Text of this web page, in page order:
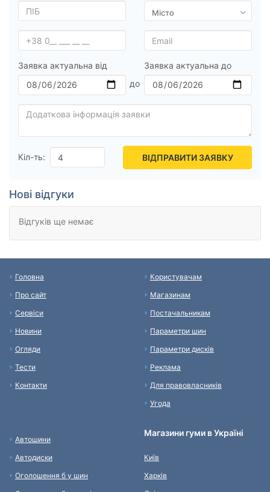
Заявка актуальна від Заявка актуальна до
Кіл-ть: ВІДПРАВИТИ ЗАЯВКУ
Нові відгуки
Відгуків ще немає
Усі бренди
Тип диска
Скинути Підібрати
Головна
Про сайт
Сервіси
Новини
Огляди
Тести
Контакти
Користувачам
Магазинам
Постачальникам
Параметри шин
Параметри дисків
Реклама
Для правовласників
Угода
Автошини
Автодиски
Оголошення б у шин
Магазини гуми в Україні
Київ
Харків